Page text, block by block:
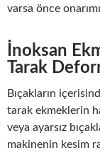
varsa önce
İnoksan
Tarak
Bıçakların
tarak ekmeklerin
veya ayarsız
makinenin kesim